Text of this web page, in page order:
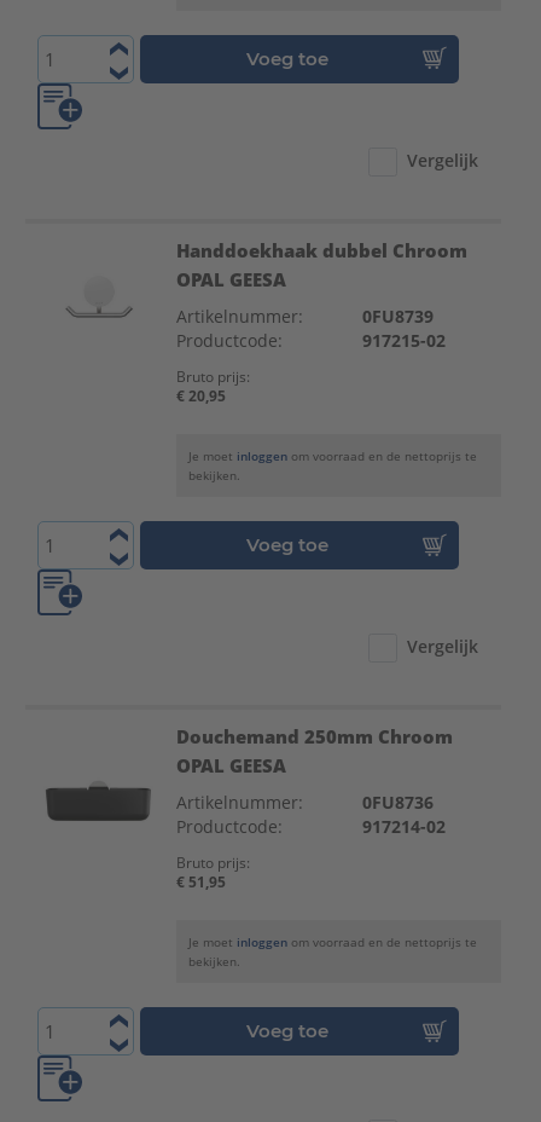
Voeg toe
Vergelijk
Handdoekhaak dubbel Chroom
OPAL GEESA
Artikelnummer:
0FU8739
Productcode:
917215-02
Bruto prijs:
€ 20,95
Je moet inloggen om voorraad en de nettoprijs te
bekijken.
Voeg toe
Vergelijk
Douchemand 250mm Chroom
OPAL GEESA
Artikelnummer:
0FU8736
Productcode:
917214-02
Bruto prijs:
€ 51,95
Je moet inloggen om voorraad en de nettoprijs te
bekijken.
Voeg toe